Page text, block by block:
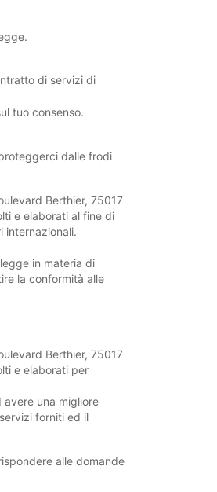
di servizi di
tuo consenso.
dalle frodi
Berthier, 75017
e elaborati al fine di
internazionali.
in materia di
la conformità alle
Berthier, 75017
e elaborati per
una migliore
forniti ed il
alle domande